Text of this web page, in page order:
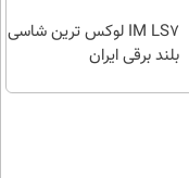
IM LS7 لوکس ترین شاسی
بلند برقی ایران